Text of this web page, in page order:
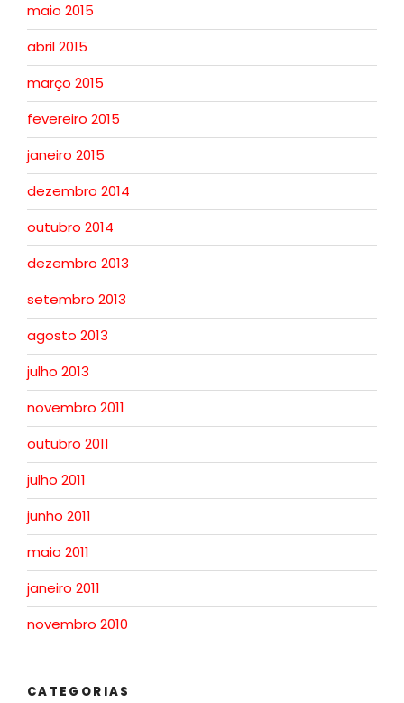
maio 2015
abril 2015
março 2015
fevereiro 2015
janeiro 2015
dezembro 2014
outubro 2014
dezembro 2013
setembro 2013
agosto 2013
julho 2013
novembro 2011
outubro 2011
julho 2011
junho 2011
maio 2011
janeiro 2011
novembro 2010
CATEGORIAS